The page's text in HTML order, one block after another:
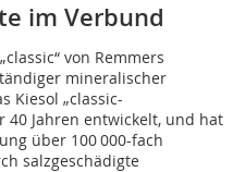
im Verbund
von Remmers
mineralischer
Kiesol „classic-
40 Jahren entwickelt, und hat
über 100 000-fach
salzgeschädigte